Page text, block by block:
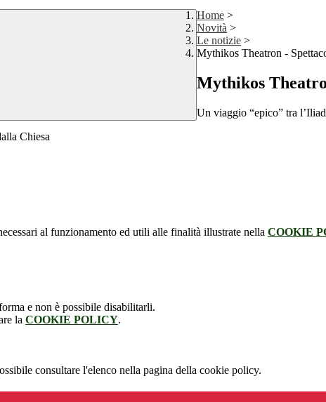
Home >
Novità >
Le notizie >
Mythikos Theatron -
Mythikos
Un viaggio “epico” tra
Chiesa
al funzionamento ed utili alle finalità illustrate nella COOKIE
e non è possibile disabilitarli.
la COOKIE POLICY.
consultare l'elenco nella pagina della cookie policy.